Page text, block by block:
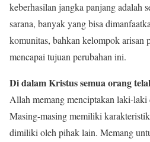
keberhasilan jangka panjang adalah
sarana, banyak yang bisa
komunitas, bahkan kelompok arisan
mencapai tujuan perubahan ini.
Di dalam Kristus semua orang
Allah memang menciptakan laki-laki
Masing-masing memiliki
dimiliki oleh pihak lain. Memang